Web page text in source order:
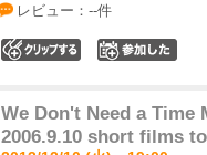
レビュー：--件
We Don't Need a Time
2006.9.10 short films